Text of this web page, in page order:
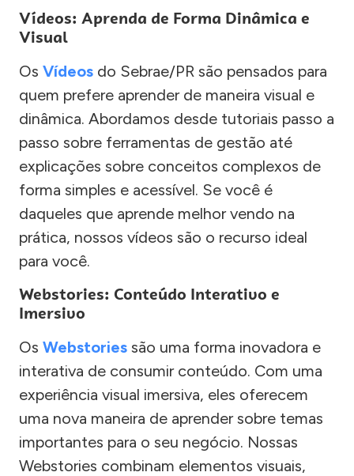
Vídeos: Aprenda de Forma Dinâmica e
Visual
Os Vídeos do Sebrae/PR são pensados para
quem prefere aprender de maneira visual e
dinâmica. Abordamos desde tutoriais passo a
passo sobre ferramentas de gestão até
explicações sobre conceitos complexos de
forma simples e acessível. Se você é
daqueles que aprende melhor vendo na
prática, nossos vídeos são o recurso ideal
para você.
Webstories: Conteúdo Interativo e
Imersivo
Os Webstories são uma forma inovadora e
interativa de consumir conteúdo. Com uma
experiência visual imersiva, eles oferecem
uma nova maneira de aprender sobre temas
importantes para o seu negócio. Nossas
Webstories combinam elementos visuais,